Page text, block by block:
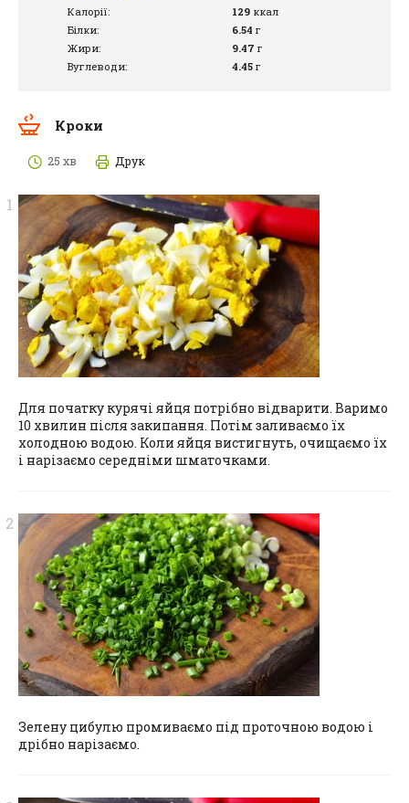
Калорії: 129 ккал
Білки:
6.54 г
Жири:
9.47 г
Вуглеводи:
4.45 г
Кроки
25 хв Друк
Для початку курячі яйця потрібно відварити. Варимо
10 хвилин після закипання. Потім заливаємо їх
холодною водою. Коли яйця вистигнуть, очищаємо їх
і нарізаємо середніми шматочками.
Зелену цибулю промиваємо під проточною водою і
дрібно нарізаємо.